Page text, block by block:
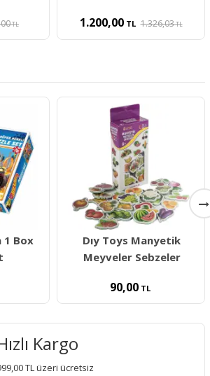
TL 1.200,00TL 1.326,03TL
1 Box
Dıy Toys Manyetik
Meyveler Sebzeler
90,00TL
Kargo
TL üzeri ücretsiz